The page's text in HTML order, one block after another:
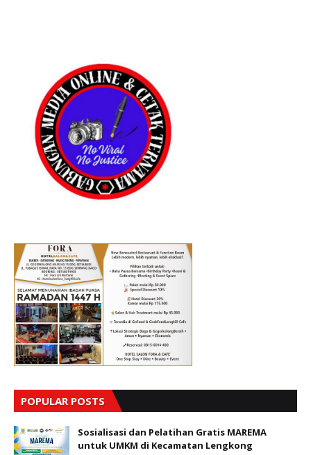
POPULAR POSTS
Sosialisasi dan Pelatihan Gratis MAREMA
untuk UMKM di Kecamatan Lengkong